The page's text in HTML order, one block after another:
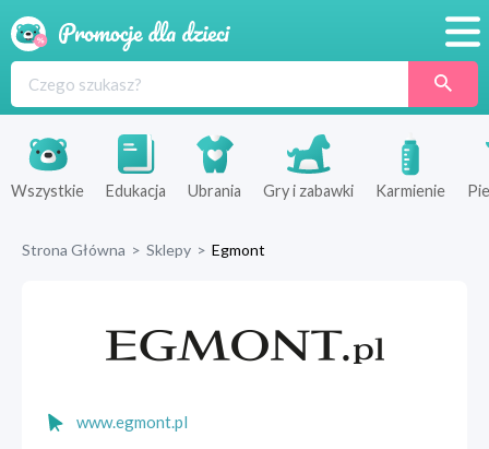
Produkty
Sklepy
Wszystkie Edukacja Ubrania Gry i zabawki Karmienie
Strona Główna > Sklepy > Egmont
www.egmont.pl